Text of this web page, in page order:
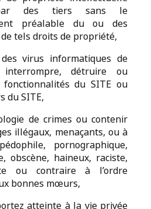
des tiers sans le
préalable du ou des
tels droits de propriété,
virus informatiques de
détruire ou
du SITE ou
du SITE,
de crimes ou contenir
illégaux, menaçants, ou à
pornographique,
obscène, haineux, raciste,
ou contraire à l’ordre
bonnes mœurs,
atteinte à la vie privée